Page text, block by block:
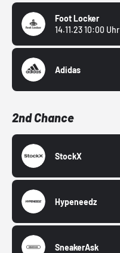
Foot Locker
14.11.23 10:00 Uhr
Adidas
2nd Chance
StockX
Hypeneedz
SneakerAsk